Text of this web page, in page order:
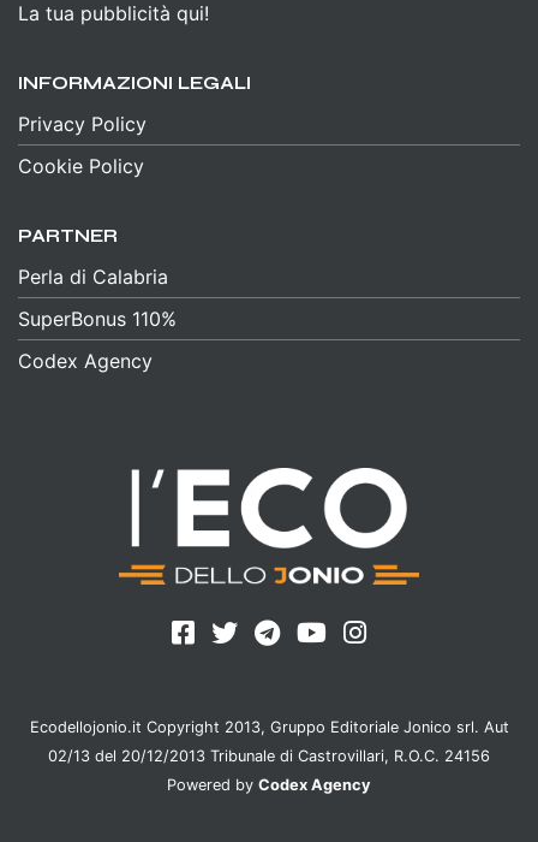
La tua pubblicità qui!
INFORMAZIONI LEGALI
Privacy Policy
Cookie Policy
PARTNER
Perla di Calabria
SuperBonus 110%
Codex Agency
Ecodellojonio.it Copyright 2013, Gruppo Editoriale Jonico srl. Aut
02/13 del 20/12/2013 Tribunale di Castrovillari, R.O.C. 24156
Powered by Codex Agency